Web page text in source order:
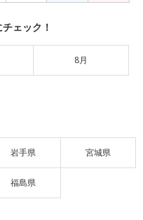
ェック！
8月
岩手県 宮城県
福島県